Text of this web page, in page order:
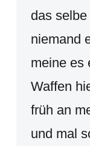
das
niemand
meine es
Waffen
früh an
und mal